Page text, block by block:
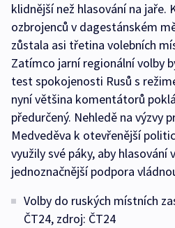
klidnější než hlasování na jaře.
ozbrojenců v dagestánském
zůstala asi třetina volebních
Zatímco jarní regionální volby
test spokojenosti Rusů s
nyní většina komentátorů
předurčený. Nehledě na výzvy
Medveděva k otevřenější
využily své páky, aby hlasování
jednoznačnější podpora
Volby do ruských místních
ČT24, zdroj: ČT24